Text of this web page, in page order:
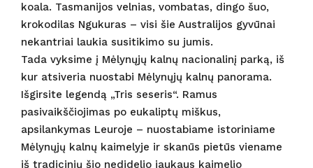
koala. Tasmanijos velnias, vombatas, dingo šuo,
krokodilas Ngukuras – visi šie Australijos gyvūnai
nekantriai laukia susitikimo su jumis.
Tada vyksime į Mėlynųjų kalnų nacionalinį parką, iš
kur atsiveria nuostabi Mėlynųjų kalnų panorama.
Išgirsite legendą „Tris seseris“. Ramus
pasivaikščiojimas po eukaliptų miškus,
apsilankymas Leuroje – nuostabiame istoriniame
Mėlynųjų kalnų kaimelyje ir skanūs pietūs viename
iš tradicinių šio nedidelio jaukaus kaimelio